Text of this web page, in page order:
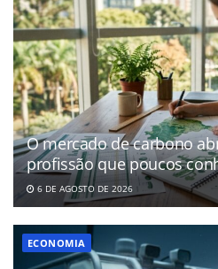
O mercado de carbono
profissão que poucos
6 DE AGOSTO DE 2026
ECONOMIA